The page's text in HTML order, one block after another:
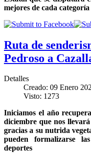
mejores de cada
Ruta de
Pedroso a
Detalles
Creado: 09 Enero
Visto: 1273
Iniciamos el año
diciembre que nos
gracias a su nutrida
pueden formalizarse
deportes